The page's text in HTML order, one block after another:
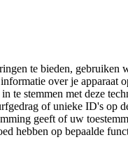
te bieden, gebruiken
over je apparaat
te stemmen met deze
of unieke ID's op
geeft of uw
hebben op bepaalde